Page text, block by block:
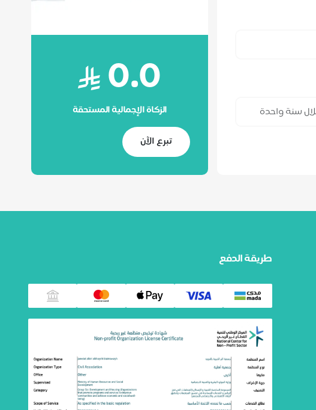
0.0
الزكاة الإجمالية المستحقة
تبرع الآن
طريقة الدفع